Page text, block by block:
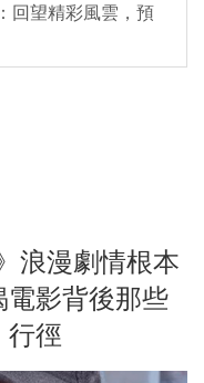
回望精彩風雲，預
浪漫劇情根本
影背後那些
行徑